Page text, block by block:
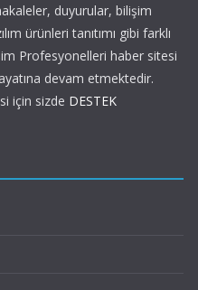
duyurular, bilişim
ürünleri tanıtımı gibi farklı
Profesyonelleri haber sitesi
devam etmektedir.
için sizde DESTEK